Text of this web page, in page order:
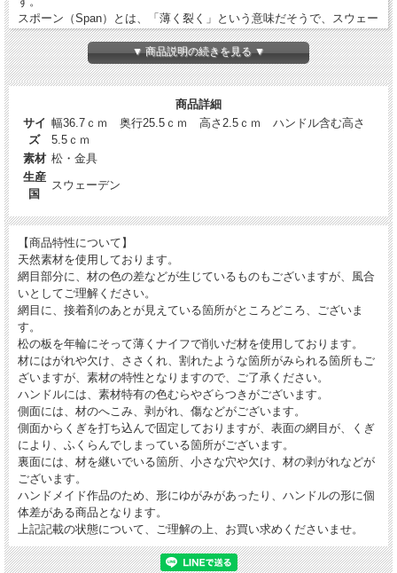
スポーン（Span）とは、「薄く裂く」という意味だそうで、スウェー
デンのダーラナ地方では、松を薄く削いだへぎ板をつかって作られた
かご（スポーンコリと呼ばれています）づくりが今も誇りを持って伝
承されています。
こちらは、ダーラナ地方の「Våmhus」という町で熟練の職人によっ
て、ハンドメイドされた長方形型のスポーントレイです。
裏面には、使用することが許可された村の職人さんしか使えない、ス
タンプがついてます。
表面は編みこまれており、デザインアクセントにもなった、とても素
敵なトレイとなっています。
今、こちらのスポーンコリやトレイを作れる職人さんが減っており、
ヴィンテージのものは見かけることはありますが、新しい作品は、な
かなか手にすることは少なくなってきております。
今回、ご紹介するものは、スウェーデンの職人さんの工房で直接譲り
受けたもの。
新しく作られたトレイは、市場ではなかなか出会う事が少なく、大変
貴重なものとなっています。
スポーントレイは、使い込んでいただくうちに、少し色が濃くなり、
いい色味へ変化してまいります。
経年変化もお楽しみいただき、ご自身の色へ育ててみてください。
来客時などに使っていただけそうな、ゆとりあるサイズ感
コーヒーとお菓子をのせて、お客様がきた時にも使っていただける、
安心感のあるサイズ。
少し大きめのプレートなどものせられそうなので、ランチトレイなど
にしていただくのもおすすめ。
雑貨をのせて、ディスプレイしていただいても、おしゃれな雰囲気で
す。
表面の網目が、載せるものを素敵に見せてくれるトレイです。
▼ 商品説明の続きを見る ▼
商品詳細
サイ
ズ
幅36.7ｃｍ 奥行25.5ｃｍ 高さ2.5ｃｍ ハンドル含む高さ
5.5ｃｍ
素材 松・金具
生産
国
スウェーデン
【商品特性について】
天然素材を使用しております。
網目部分に、材の色の差などが生じているものもございますが、風合
いとしてご理解ください。
網目に、接着剤のあとが見えている箇所がところどころ、ございま
す。
松の板を年輪にそって薄くナイフで削いだ材を使用しております。
材にはがれや欠け、ささくれ、割れたような箇所がみられる箇所もご
ざいますが、素材の特性となりますので、ご了承ください。
ハンドルには、素材特有の色むらやざらつきがございます。
側面には、材のへこみ、剥がれ、傷などがございます。
側面からくぎを打ち込んで固定しておりますが、表面の網目が、くぎ
により、ふくらんでしまっている箇所がございます。
裏面には、材を継いでいる箇所、小さな穴や欠け、材の剥がれなどが
ございます。
ハンドメイド作品のため、形にゆがみがあったり、ハンドルの形に個
体差がある商品となります。
上記記載の状態について、ご理解の上、お買い求めくださいませ。